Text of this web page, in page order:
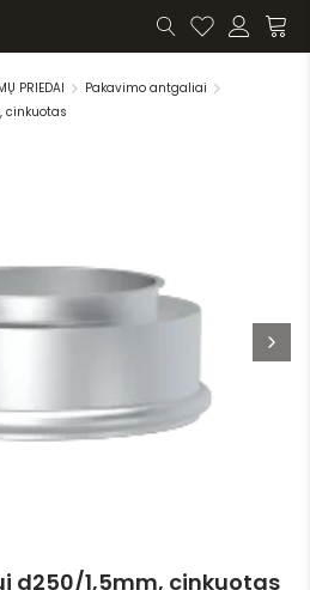
PRIEDAI
Pakavimo antgaliai
cinkuotas
d250/1,5mm, cinkuotas